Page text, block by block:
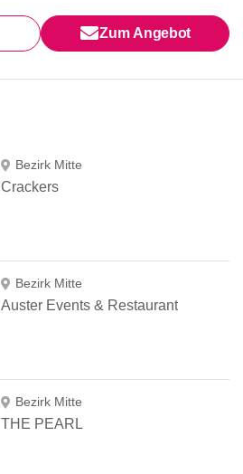
Zum Angebot
Bezirk Mitte
Crackers
Bezirk Mitte
Auster Events & Restaurant
Bezirk Mitte
THE PEARL